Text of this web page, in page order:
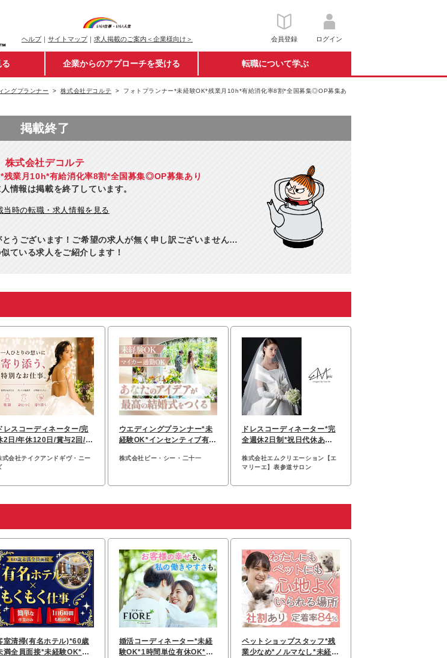
ヘルプ｜ サイトマップ｜ 求人掲載のご案内＜企業様向け＞ 会員登録 ログイン
企業からのアプローチを受ける 転職について学ぶ
ングプランナー 株式会社デコルテ
フォトプランナー*未経験OK*残業月10h*有給消化率8割*全国募集◎OP募集あ
掲載終了
株式会社デコルテ
残業月10h*有給消化率8割*全国募集◎OP募集あり
情報は掲載を終了しています。
当時の転職・求人情報を見る
うございます！ご希望の求人が無く申し訳ございません…
ている求人をご紹介します！
レスコーディネーター/完
2日/年休120日/賞与2回/産
式会社テイクアンドギヴ・ニー
ウエディングプランナー*未
経験OK*インセンティブ有*
株式会社ビー・シー・二十一
ドレスコーディネーター*完
全週休2日制*祝日代休あり*
株式会社エムクリエーション【エ
マリーエ】表参道サロン
室清掃(有名ホテル)*60歳
満全員面接*未経験OK*勤
婚活コーディネーター*未経
験OK*1時間単位有休OK*7
ペットショップスタッフ*残
業少なめ*ノルマなし*未経験